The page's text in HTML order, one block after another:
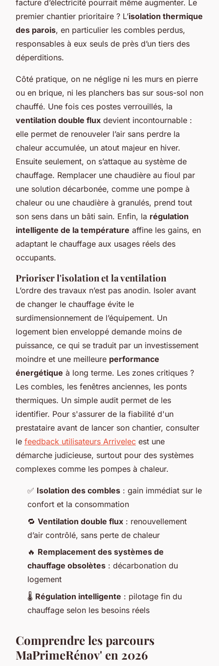
facture d’électricité pourrait même augmenter. Le
premier chantier prioritaire ? L’isolation thermique
des parois, en particulier les combles perdus,
responsables à eux seuls de près d’un tiers des
déperditions.
Côté pratique, on ne néglige ni les murs en pierre
ou en brique, ni les planchers bas sur sous-sol non
chauffé. Une fois ces postes verrouillés, la
ventilation double flux devient incontournable :
elle permet de renouveler l’air sans perdre la
chaleur accumulée, un atout majeur en hiver.
Ensuite seulement, on s’attaque au système de
chauffage. Remplacer une chaudière au fioul par
une solution décarbonée, comme une pompe à
chaleur ou une chaudière à granulés, prend tout
son sens dans un bâti sain. Enfin, la régulation
intelligente de la température affine les gains, en
adaptant le chauffage aux usages réels des
occupants.
Prioriser l'isolation et la ventilation
L’ordre des travaux n’est pas anodin. Isoler avant
de changer le chauffage évite le
surdimensionnement de l’équipement. Un
logement bien enveloppé demande moins de
puissance, ce qui se traduit par un investissement
moindre et une meilleure performance
énergétique à long terme. Les zones critiques ?
Les combles, les fenêtres anciennes, les ponts
thermiques. Un simple audit permet de les
identifier. Pour s'assurer de la fiabilité d'un
prestataire avant de lancer son chantier, consulter
le feedback utilisateurs Arrivelec est une
démarche judicieuse, surtout pour des systèmes
complexes comme les pompes à chaleur.
✅ Isolation des combles : gain immédiat sur le
confort et la consommation
🔁 Ventilation double flux : renouvellement
d’air contrôlé, sans perte de chaleur
🔥 Remplacement des systèmes de
chauffage obsolètes : décarbonation du
logement
🌡️ Régulation intelligente : pilotage fin du
chauffage selon les besoins réels
Comprendre les parcours
MaPrimeRénov' en 2026